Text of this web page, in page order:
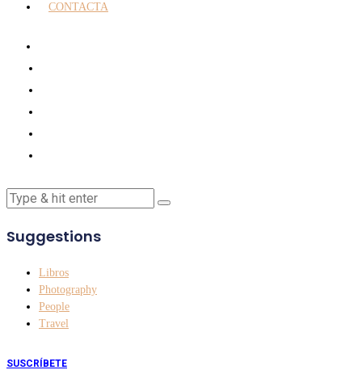
CONTACTA
Suggestions
Libros
Photography
People
Travel
SUSCRÍBETE